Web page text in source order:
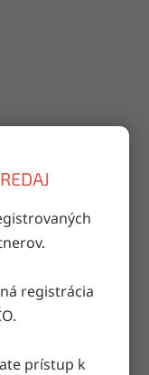
registrácia
prístup k